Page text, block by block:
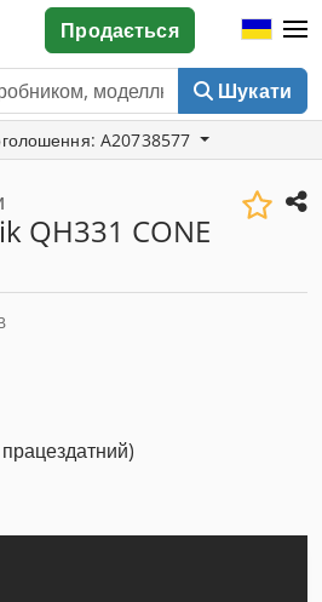
Шукати
Продається
A20738577
QH331 CONE